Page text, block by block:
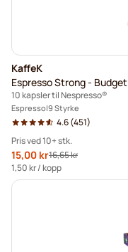
KaffeK
Espresso Strong - Budget
10 kapsler til Nespresso®
Espresso 9 Styrke
4.6(451)
Pris ved 10+ stk.
Spesialpris
15,00 krVanlig pris
16,65 kr
1,50 kr/ kopp